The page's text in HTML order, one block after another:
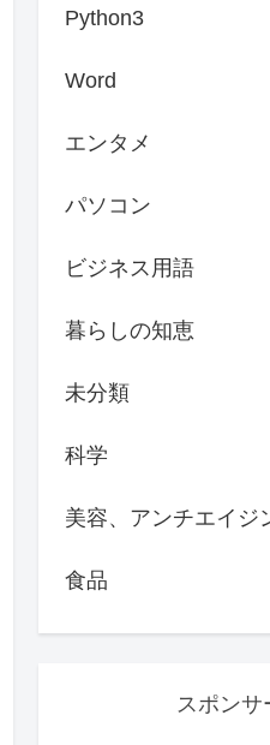
Python3
Word
エンタメ
パソコン
ビジネス用語
暮らしの知恵
未分類
科学
美容、アンチエイジ
食品
スポンサ